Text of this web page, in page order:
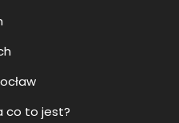
co to jest?